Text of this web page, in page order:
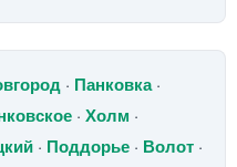
· Панковка·
· Холм ·
· Поддорье · Волот ·